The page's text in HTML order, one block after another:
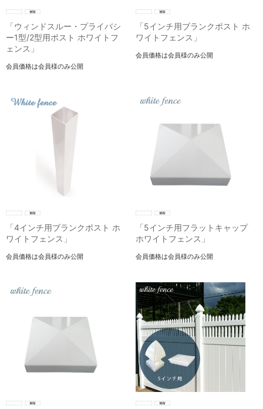
「ウィンドスルー・プライバシ
ー1型/2型用ポスト ホワイトフ
ェンス」
会員価格は会員様のみ公開
「5インチ用ブランクポスト ホ
ワイトフェンス」
会員価格は会員様のみ公開
「4インチ用ブランクポスト ホ
ワイトフェンス」
会員価格は会員様のみ公開
「5インチ用フラットキャップ
ホワイトフェンス」
会員価格は会員様のみ公開